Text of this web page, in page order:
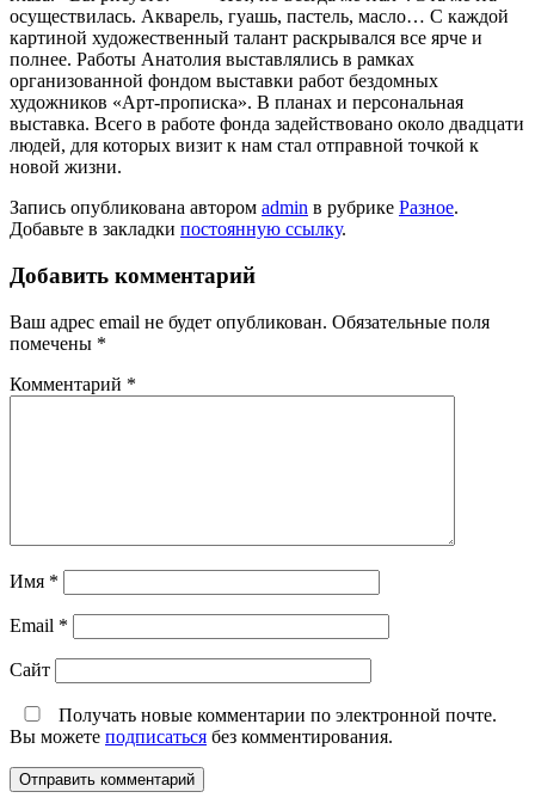
осуществилась. Акварель, гуашь, пастель, масло… С каждой
картиной художественный талант раскрывался все ярче и
полнее. Работы Анатолия выставлялись в рамках
организованной фондом выставки работ бездомных
художников «Арт-прописка». В планах и персональная
выставка. Всего в работе фонда задействовано около двадцати
людей, для которых визит к нам стал отправной точкой к
новой жизни.
Запись опубликована автором admin в рубрике Разное.
Добавьте в закладки постоянную ссылку.
Добавить комментарий
Ваш адрес email не будет опубликован. Обязательные поля
помечены *
Комментарий *
Имя *
Email *
Сайт
Получать новые комментарии по электронной почте.
Вы можете подписаться без комментирования.